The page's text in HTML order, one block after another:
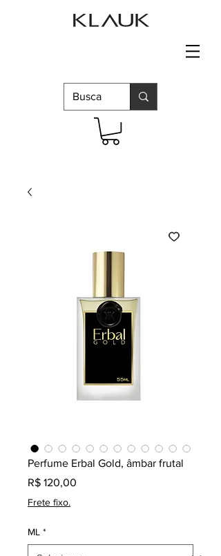
Perfume Erbal Gold, âmbar frutal
R$ 120,00
Frete fixo.
ML *